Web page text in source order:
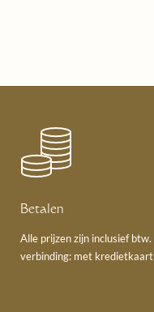
Betalen
Alle prijzen zijn inclusief
verbinding: met